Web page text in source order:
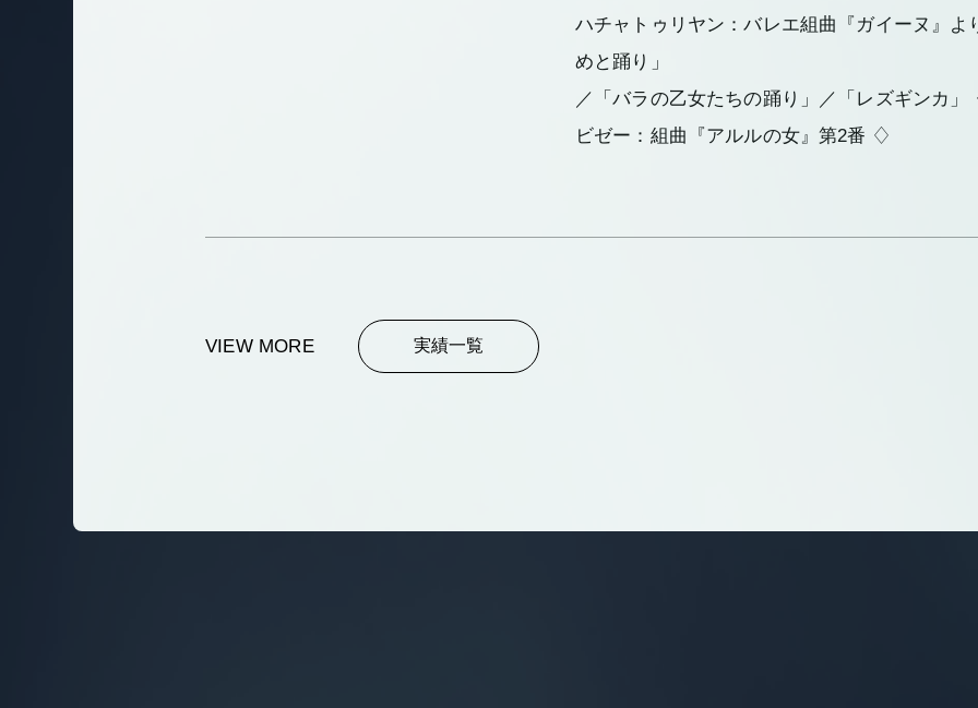
ハチャトゥリヤン：バレエ組曲『ガイーヌ』
めと踊り」
／「バラの乙女たちの踊り」／「レズギンカ
ビゼー：組曲『アルルの女』第2番 ♢
VIEW MORE 実績一覧